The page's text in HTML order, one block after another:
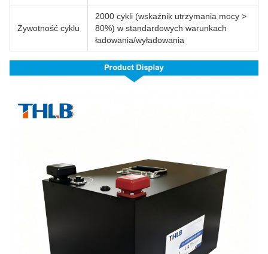
Żywotność cyklu
2000 cykli (wskaźnik utrzymania mocy >
80%) w standardowych warunkach
ładowania/wyładowania